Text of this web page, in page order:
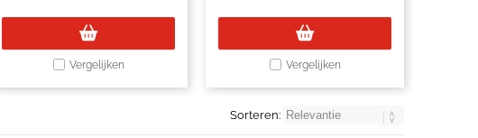
Vergelijken Vergelijken
Sorteren: